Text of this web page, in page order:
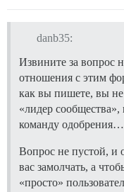
danb35:
Извините за вопрос
отношения с этим
как вы пишете, вы не
«лидер
команду одобрения…
Вопрос не пустой, и
вас замолчать, а
«просто»